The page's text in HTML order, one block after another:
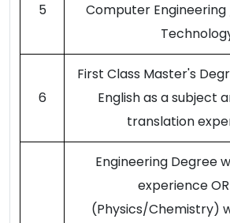
5
Computer
6
First Class Master's
English as a subject
translation
Engineering Degree
experience OR
(Physics/Chemistry)